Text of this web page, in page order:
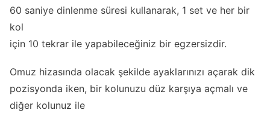
60 saniye dinlenme süresi kullanarak, 1 set ve her bir
kol
için 10 tekrar ile yapabileceğiniz bir egzersizdir.
Omuz hizasında olacak şekilde ayaklarınızı açarak dik
pozisyonda iken, bir kolunuzu düz karşıya açmalı ve
diğer kolunuz ile